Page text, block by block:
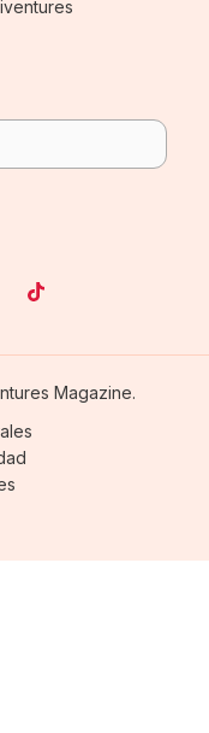
Magazine.